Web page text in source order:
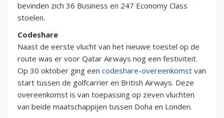
bevinden zich 36 Business en 247 Economy Class
stoelen.
Codeshare
Naast de eerste vlucht van het nieuwe toestel op de
route was er voor Qatar Airways nog een festiviteit.
Op 30 oktober ging een codeshare-overeenkomst van
start tussen de golfcarrier en British Airways. Deze
overeenkomst is van toepassing op zeven vluchten
van beide maatschappijen tussen Doha en Londen.